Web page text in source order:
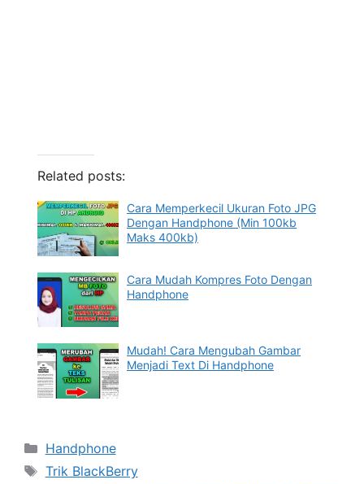
Related posts:
Cara Memperkecil Ukuran Foto JPG
Dengan Handphone (Min 100kb
Maks 400kb)
Cara Mudah Kompres Foto Dengan
Handphone
Mudah! Cara Mengubah Gambar
Menjadi Text Di Handphone
Categories
Handphone
Tags
Trik BlackBerry